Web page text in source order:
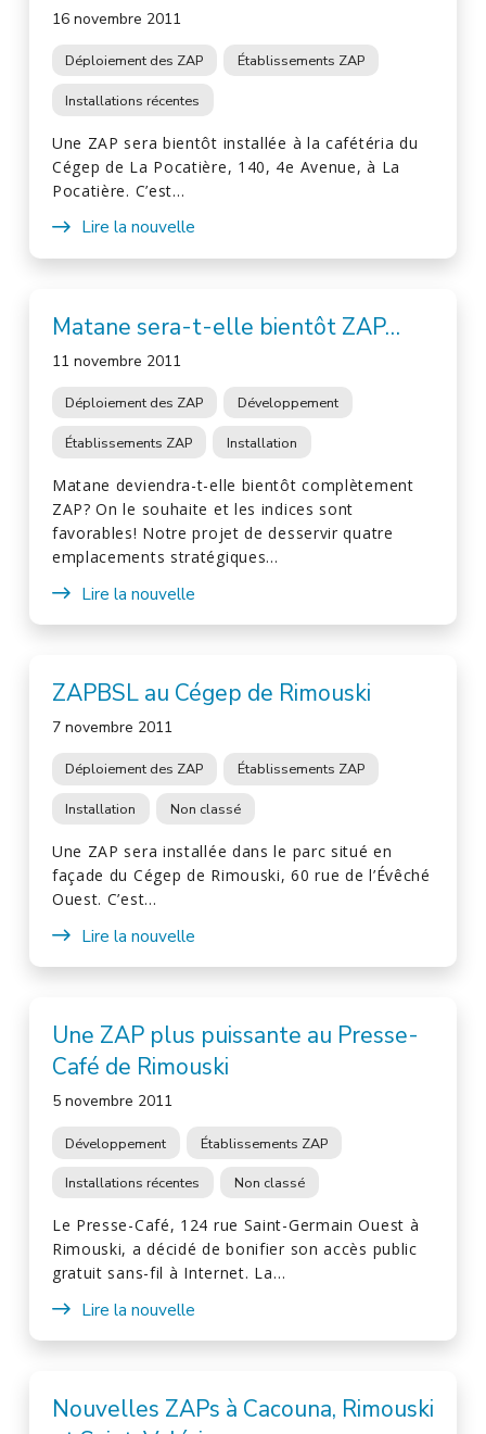
16 novembre 2011
Déploiement des ZAP Établissements ZAP
Installations récentes
Une ZAP sera bientôt installée à la cafétéria du
Cégep de La Pocatière, 140, 4e Avenue, à La
Pocatière. C’est…
Lire la nouvelle
Matane sera-t-elle bientôt ZAP…
11 novembre 2011
Déploiement des ZAP Développement
Établissements ZAP Installation
Matane deviendra-t-elle bientôt complètement
ZAP? On le souhaite et les indices sont
favorables! Notre projet de desservir quatre
emplacements stratégiques…
Lire la nouvelle
ZAPBSL au Cégep de Rimouski
7 novembre 2011
Déploiement des ZAP Établissements ZAP
Installation Non classé
Une ZAP sera installée dans le parc situé en
façade du Cégep de Rimouski, 60 rue de l’Évêché
Ouest. C’est…
Lire la nouvelle
Une ZAP plus puissante au Presse-
Café de Rimouski
5 novembre 2011
Développement Établissements ZAP
Installations récentes Non classé
Le Presse-Café, 124 rue Saint-Germain Ouest à
Rimouski, a décidé de bonifier son accès public
gratuit sans-fil à Internet. La…
Lire la nouvelle
Nouvelles ZAPs à Cacouna, Rimouski